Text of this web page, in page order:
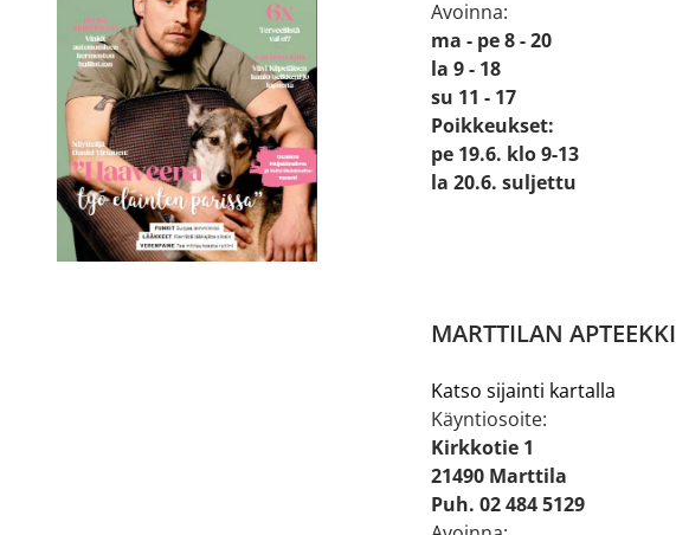
Avoinna:
ma - pe 8 - 20
la 9 - 18
su 11 - 17
Poikkeukset:
pe 19.6. klo 9-13
la 20.6. suljettu
MARTTILAN APTEEKKI
Katso sijainti kartalla
Käyntiosoite:
Kirkkotie 1
21490 Marttila
Puh. 02 484 5129